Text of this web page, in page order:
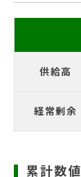
供給高
経常剰余
累計数値